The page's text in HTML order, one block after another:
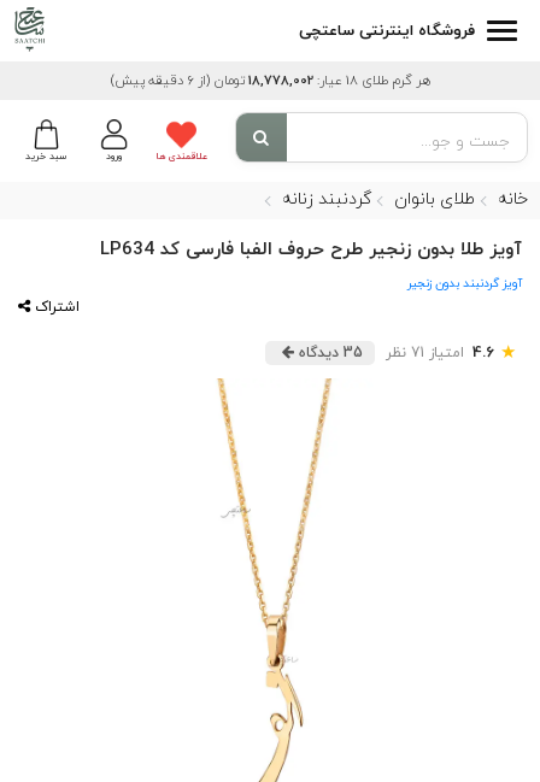
فروشگاه اینترنتی ساعتچی
هر گرم طلای 18 عیار: 18,778,002تومان (از 6 دقیقه پیش)
سبد خرید ورود علاقمندی ها
خانه طلای بانوان گردنبند زنانه
آویز طلا بدون زنجیر طرح حروف الفبا فارسی کد LP634
آویز گردنبند بدون زنجیر
اشتراک
★
4.6 امتیاز 71 نظر 35 دیدگاه